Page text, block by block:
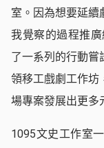
室。因為想要延續
我覺察的過程推
了一系列的行動嘗
領移工戲劇工作坊
場專案發展出更多
1095文史工作室